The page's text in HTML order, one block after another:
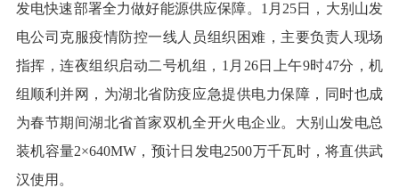
发电快速部署全力做好能源供应保障。1月25日，大别山发
电公司克服疫情防控一线人员组织困难，主要负责人现场
指挥，连夜组织启动二号机组，1月26日上午9时47分，机
组顺利并网，为湖北省防疫应急提供电力保障，同时也成
为春节期间湖北省首家双机全开火电企业。大别山发电总
装机容量2×640MW，预计日发电2500万千瓦时，将直供武
汉使用。